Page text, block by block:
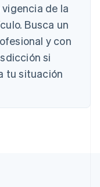
de la
Busca un
y con
si
tu situación